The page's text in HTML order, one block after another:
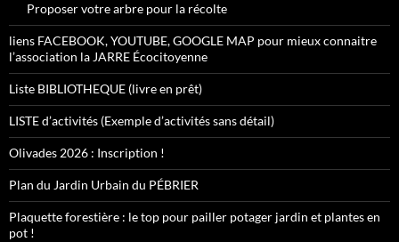
Proposer votre arbre pour la récolte
liens FACEBOOK, YOUTUBE, GOOGLE MAP pour mieux connaitre
l’association la JARRE Écocitoyenne
Liste BIBLIOTHEQUE (livre en prêt)
LISTE d’activités (Exemple d’activités sans détail)
Olivades 2026 : Inscription !
Plan du Jardin Urbain du PÉBRIER
Plaquette forestière : le top pour pailler potager jardin et plantes en
pot !